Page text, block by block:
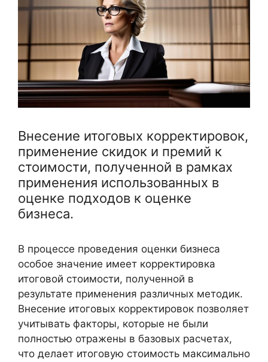
Внесение итоговых корректировок,
применение скидок и премий к
стоимости, полученной в рамках
применения использованных в
оценке подходов к оценке
бизнеса.
В процессе проведения оценки бизнеса
особое значение имеет корректировка
итоговой стоимости, полученной в
результате применения различных методик.
Внесение итоговых корректировок позволяет
учитывать факторы, которые не были
полностью отражены в базовых расчетах,
что делает итоговую стоимость максимально